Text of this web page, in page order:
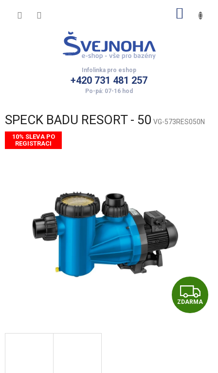
+420 731 481 257
SPECK BADU RESORT - 50 VG-573RES050N
10% SLEVA PO
REGISTRACI
Z
D
ZDARMA